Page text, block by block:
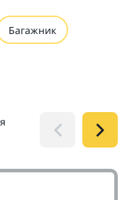
Багажник